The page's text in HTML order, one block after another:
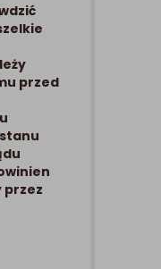
przed
przez